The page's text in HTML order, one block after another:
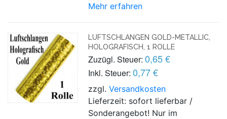
Mehr erfahren
LUFTSCHLANGEN GOLD-METALLIC,
HOLOGRAFISCH, 1 ROLLE
Zuzügl. Steuer: 0,65 €
Inkl. Steuer: 0,77 €
zzgl.Versandkosten
Lieferzeit: sofort lieferbar /
Sonderangebot! Nur im